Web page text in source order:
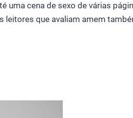
uma cena de sexo de várias
leitores que avaliam amem